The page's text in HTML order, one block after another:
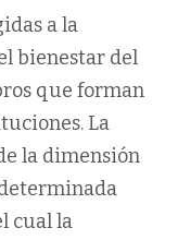
a la
bienestar del
que forman
La
la dimensión
cual la